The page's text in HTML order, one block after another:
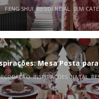
FENG SHUI,RESIDENCIAL ,SEM
Mesa Posta
,INSPIRAÇÕES ,NATAL,